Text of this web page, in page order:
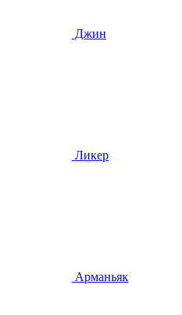
Джин
Ликер
Арманьяк